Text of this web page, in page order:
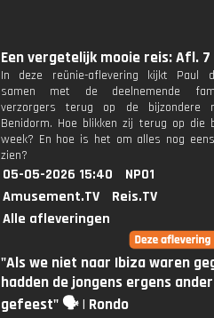
Een vergetelijk mooie reis: Afl. 7
In deze reünie-aflevering kijkt Paul
samen met de deelnemende
verzorgers terug op de bijzondere
Benidorm. Hoe blikken zij terug op die
week? En hoe is het om alles nog
zien?
05-05-2026 15:40
NPO1
Amusement.TV
Reis.TV
Alle afleveringen
"Als we niet naar Ibiza waren
hadden de jongens ergens
gefeest" 🗣️ | Rondo